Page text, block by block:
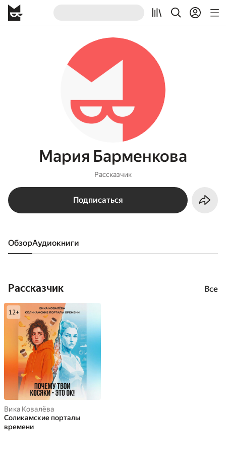
Мария Барменкова
Рассказчик
Подписаться
Обзор аудиокниги
Рассказчик Все
Вика Ковалёва
Соликамские порталы
времени